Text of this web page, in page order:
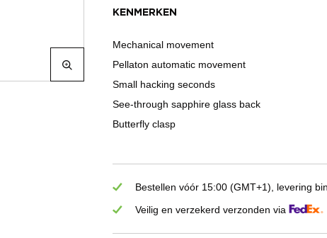
KENMERKEN
Mechanical movement
Pellaton automatic movement
Small hacking seconds
See-through sapphire glass back
Butterfly clasp
Bestellen vóór 15:00 (GMT+1), levering
Veilig en verzekerd verzonden via